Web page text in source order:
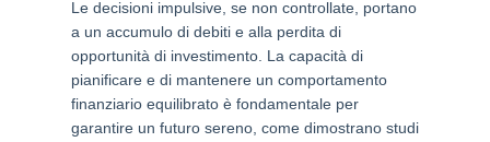
Le decisioni impulsive, se non controllate, portano
a un accumulo di debiti e alla perdita di
opportunità di investimento. La capacità di
pianificare e di mantenere un comportamento
finanziario equilibrato è fondamentale per
garantire un futuro sereno, come dimostrano studi